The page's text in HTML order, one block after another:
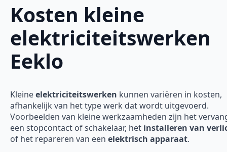
Kosten kleine
elektriciteitswerken
Eeklo
Kleineelektriciteitswerken kunnen variëren in kosten,
afhankelijk van het type werk dat wordt uitgevoerd.
Voorbeelden van kleine werkzaamheden zijn het
een stopcontact of schakelaar, het installeren van
of het repareren van een elektrisch apparaat.